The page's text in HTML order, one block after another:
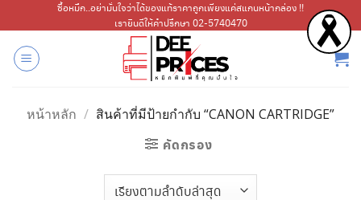
ไป
เนื้อหา
ซื้อหมึก..อย่ามั่นใจว่าได้ของแท้ราคาถูกเพียงแค่สแกนหน้ากล่อง !!
เรายินดีให้คำปรึกษา 02-5740470
หน้าหลัก / สินค้าที่มีป้ายกำกับ “CANON CARTRIDGE”
คัดกรอง